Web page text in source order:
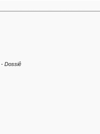
- Dossiê